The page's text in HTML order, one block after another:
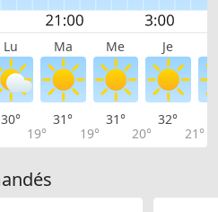
Lu Ma Me Je
30°
19°
31°
19°
31°
20°
32°
21°